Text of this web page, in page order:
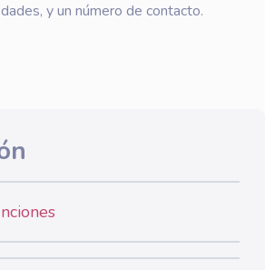
y un número de contacto.